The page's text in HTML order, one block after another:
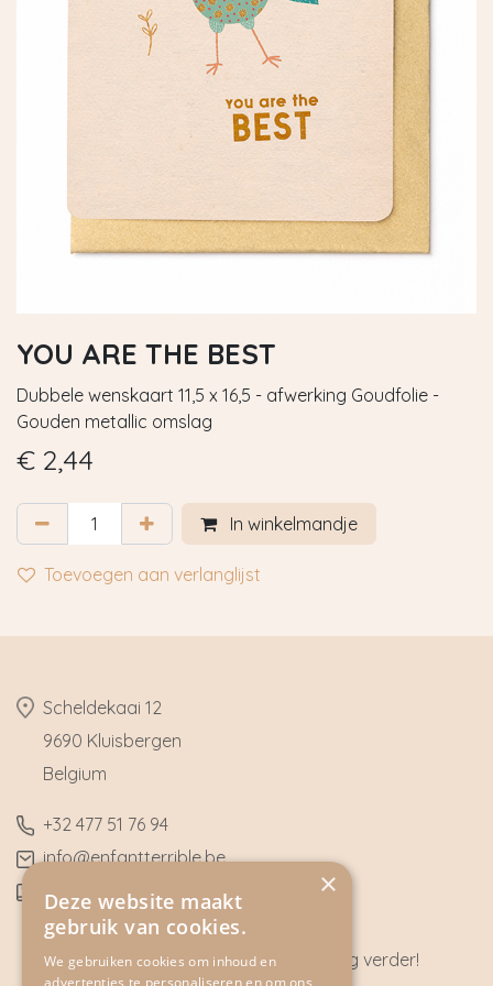
YOU ARE THE BEST
Dubbele wenskaart 11,5 x 16,5 - afwerking Goudfolie -
Gouden metallic omslag
€ 2,44
In winkelmandje
Toevoegen aan verlanglijst
​Scheldekaai 12
9690 Kluisbergen
​Belgium
​+32 477 51 76 94
​info@enfantterrible.be
BE0636790746
Heeft u vragen? Wij helpen u graag verder!
×
Deze website maakt
gebruik van cookies.
We gebruiken cookies om inhoud en
advertenties te personaliseren en om ons